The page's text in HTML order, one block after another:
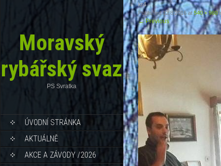
Moravský
rybářský svaz
PS Svratka
ÚVODNÍ STRÁNKA
AKTUÁLNĚ
AKCE A ZÁVODY /2026
kr4
Published12.8.2016at540 × 960
←Previous